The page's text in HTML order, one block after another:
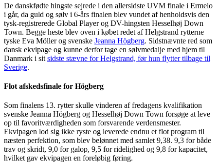
De danskfødte hingste sejrede i den allersidste UVM finale i Ermelo
i går, da guld og sølv i 6-års finalen blev vundet af henholdsvis den
tysk-registrerede Global Player og DV-hingsten Hesselhøj Down
Town. Begge heste blev oven i købet redet af Helgstrand rytterne
tyske Eva Möller og svenske Jeanna Högberg. Sidstnævnte red som
dansk ekvipage og kunne derfor tage en sølvmedalje med hjem til
Danmark i sit sidste stævne for Helgstrand, før hun flytter tilbage til
Sverige.
Flot afskedsfinale for Högberg
Som finalens 13. rytter skulle vinderen af fredagens kvalifikation
svenske Jeanna Högberg og Hesselhøj Down Town forsøge at leve
op til favoritværdigheden som forsvarende verdensmester.
Ekvipagen lod sig ikke ryste og leverede endnu et flot program til
næsten perfektion, som blev belønnet med samlet 9,38. 9,3 for både
trav og skridt, 9,0 for galop, 9,5 for ridelighed og 9,8 for kapacitet,
hvilket gav ekvipagen en foreløbig føring.